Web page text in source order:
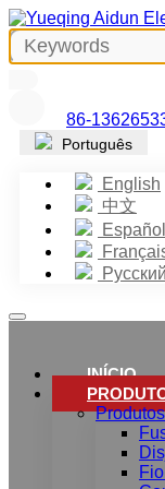
86-
Português
English
中文
Español
Русский
INÍCIO